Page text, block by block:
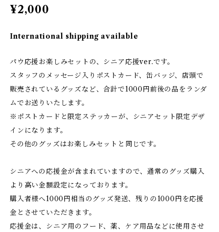
¥2,000
International shipping available
パウ応援お楽しみセットの、シニア応援ver.です。
スタッフのメッセージ入りポストカード、缶バッジ、店頭で
販売されているグッズなど、合計で1000円前後の品をランダ
ムでお送りいたします。
※ポストカードと限定ステッカーが、シニアセット限定デザ
インになります。
その他のグッズはお楽しみセットと同じです。
シニアへの応援金が含まれていますので、通常のグッズ購入
より高い金額設定になっております。
購入者様へ1000円相当のグッズ発送、残りの1000円を応援
金とさせていただきます。
応援金は、シニア用のフード、薬、ケア用品などに使用させ